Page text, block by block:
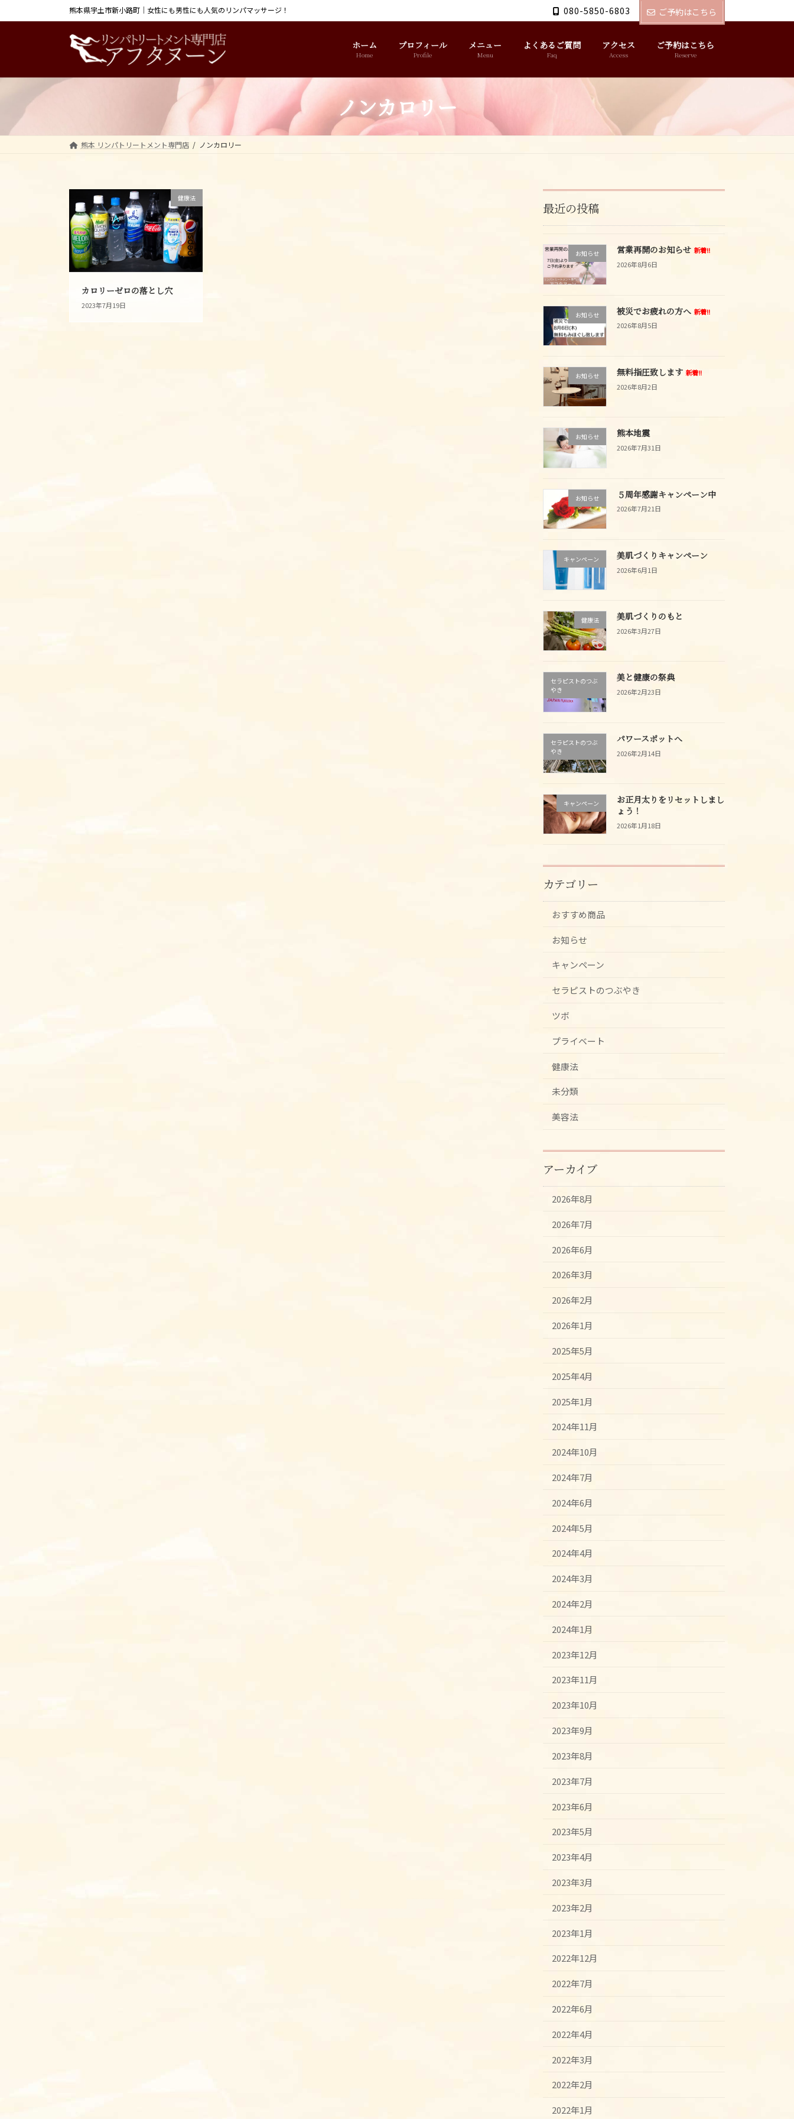
ン
へ
プ
ビ
ョ
動
熊本県宇土市新小路町｜女性にも男性にも人気のリンパマッサージ！ 080-5850-6803 ご予約はこちら
ホーム
Home
プロフィール
Profile
メニュー
Menu
よくあるご質問
Faq
アクセス
Access
ご予約はこちら
Reserve
ノンカロリー
熊本 リンパトリートメント専門店 ノンカロリー
健康法
カロリーゼロの落とし穴
2023年7月19日
最近の投稿
お知らせ 営業再開のお知らせ 新着!!
2026年8月6日
お知らせ 被災でお疲れの方へ 新着!!
2026年8月5日
お知らせ 無料指圧致します 新着!!
2026年8月2日
お知らせ 熊本地震
2026年7月31日
お知らせ ５周年感謝キャンペーン中
2026年7月21日
キャンペーン 美肌づくりキャンペーン
2026年6月1日
健康法 美肌づくりのもと
2026年3月27日
セラピストのつぶ
やき
美と健康の祭典
2026年2月23日
セラピストのつぶ
やき
パワースポットへ
2026年2月14日
キャンペーン
お正月太りをリセットしまし
ょう！
2026年1月18日
カテゴリー
おすすめ商品
お知らせ
キャンペーン
セラピストのつぶやき
ツボ
プライベート
健康法
未分類
美容法
アーカイブ
2026年8月
2026年7月
2026年6月
2026年3月
2026年2月
2026年1月
2025年5月
2025年4月
2025年1月
2024年11月
2024年10月
2024年7月
2024年6月
2024年5月
2024年4月
2024年3月
2024年2月
2024年1月
2023年12月
2023年11月
2023年10月
2023年9月
2023年8月
2023年7月
2023年6月
2023年5月
2023年4月
2023年3月
2023年2月
2023年1月
2022年12月
2022年7月
2022年6月
2022年4月
2022年3月
2022年2月
2022年1月